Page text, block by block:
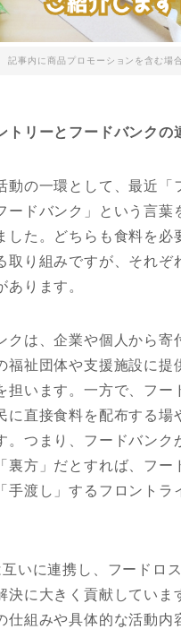
記事内に商品プロモーションを含む場
トリーとフードバンクの
動の一環として、最近「
ードバンク」という言葉
した。どちらも食料を必
取り組みですが、それぞ
あります。
クは、企業や個人から寄
福祉団体や支援施設に提
担います。一方で、フー
に直接食料を配布する場
。つまり、フードバンク
裏方」だとすれば、フー
手渡し」するフロントラ
いに連携し、フードロ
決に大きく貢献していま
仕組みや具体的な活動内